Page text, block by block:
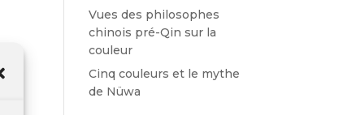
Vues des philosophes
chinois pré-Qin sur la
couleur
Cinq couleurs et le mythe
de Nüwa